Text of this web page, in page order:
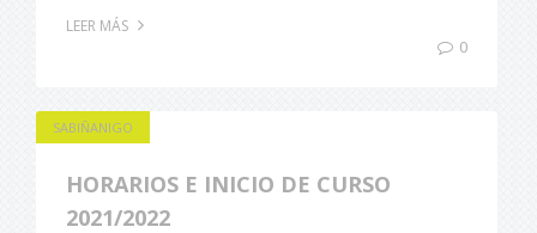
LEER MÁS
0
SABIÑANIGO
HORARIOS E INICIO DE CURSO
2021/2022